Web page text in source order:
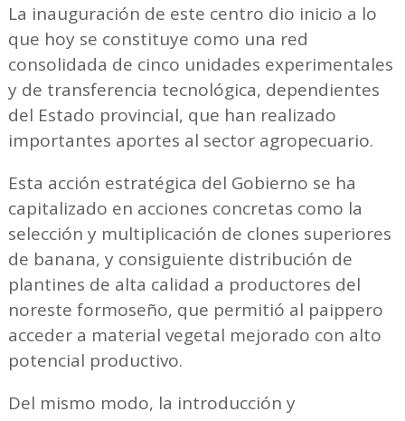
La inauguración de este centro dio inicio a lo
que hoy se constituye como una red
consolidada de cinco unidades experimentales
y de transferencia tecnológica, dependientes
del Estado provincial, que han realizado
importantes aportes al sector agropecuario.
Esta acción estratégica del Gobierno se ha
capitalizado en acciones concretas como la
selección y multiplicación de clones superiores
de banana, y consiguiente distribución de
plantines de alta calidad a productores del
noreste formoseño, que permitió al paippero
acceder a material vegetal mejorado con alto
potencial productivo.
Del mismo modo, la introducción y